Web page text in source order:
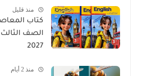
منذ قليل
كتاب
الصف الثالث
2027
منذ 2 أيام